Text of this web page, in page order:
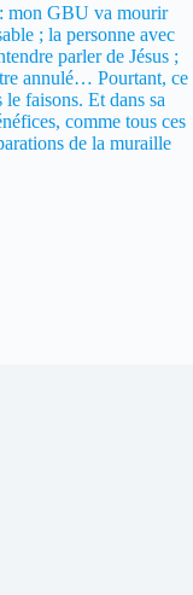
mon GBU va mourir
; la personne avec
parler de Jésus ;
annulé… Pourtant, ce
faisons. Et dans sa
comme tous ces
de la muraille